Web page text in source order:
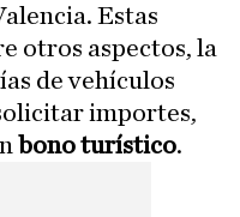
Estas
otros aspectos, la
de vehículos
importes,
bono turístico.